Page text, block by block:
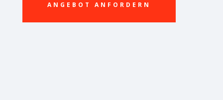
ANGEBOT ANFORDERN